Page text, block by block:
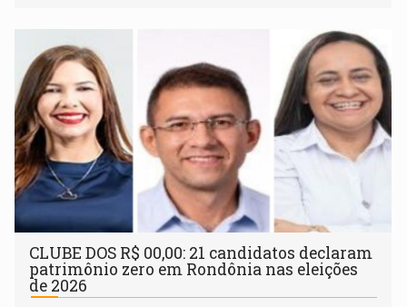
CLUBE DOS R$ 00,00: 21 candidatos declaram
patrimônio zero em Rondônia nas eleições
de 2026